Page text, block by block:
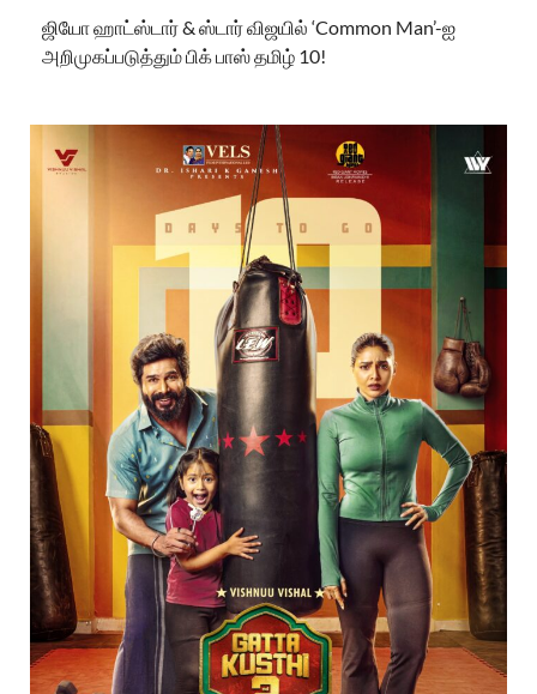
ஜியோ ஹாட்ஸ்டார் & ஸ்டார் விஜயில் ‘Common Man’-ஐ
அறிமுகப்படுத்தும் பிக் பாஸ் தமிழ் 10!